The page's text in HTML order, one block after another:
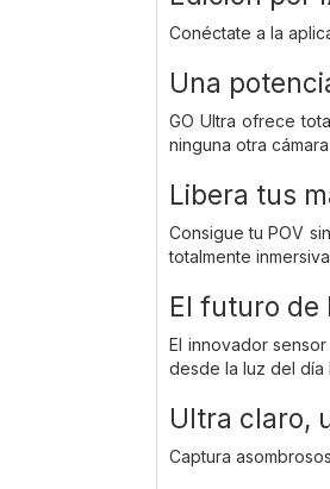
Conéctate a la
Una
GO Ultra ofrece
ninguna otra
Libera tus
Consigue tu POV
totalmente
El futuro de
El innovador
desde la luz del día
Ultra claro,
Captura